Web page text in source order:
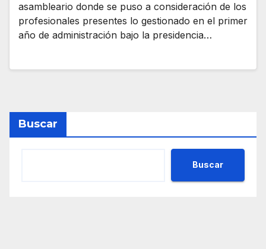
asambleario donde se puso a consideración de los
profesionales presentes lo gestionado en el primer
año de administración bajo la presidencia…
Buscar
Buscar